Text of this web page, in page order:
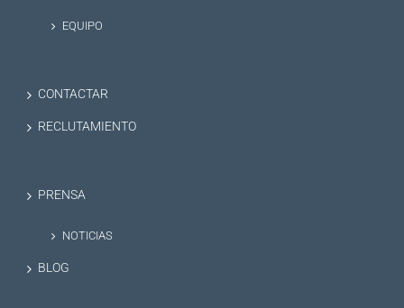
EQUIPO
CONTACTAR
RECLUTAMIENTO
PRENSA
NOTICIAS
BLOG